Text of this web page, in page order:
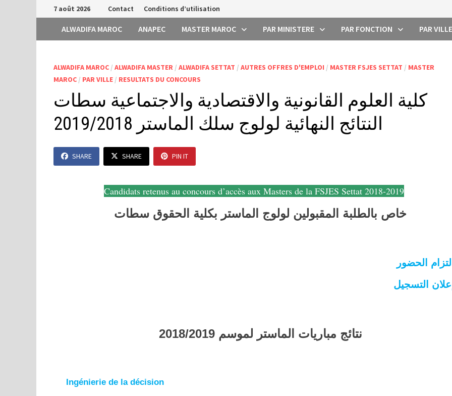
Passer
au
contenu
7 août 2026 Contact Conditions d’utilisation
ALWADIFA MAROC ANAPEC MASTER MAROC PAR MINISTERE PAR FONCTION PAR VILLE
ALWADIFA MAROC /ALWADIFA MASTER /ALWADIFA SETTAT /AUTRES OFFRES D'EMPLOI / MASTER FSJES SETTAT / MASTER
MAROC / PAR VILLE / RESULTATS DU CONCOURS
كلية العلوم القانونية والاقتصادية والاجتماعية سطات
النتائج النهائية لولوج سلك الماستر 2019/2018
SHARE SHARE PIN IT
Candidats retenus au concours d’accès aux Masters de la FSJES Settat 2018-2019
خاص بالطلبة المقبولين لولوج الماستر بكلية الحقوق سطات
التزام الحضور
إعلان التسجيل
نتائج مباريات الماستر لموسم 2018/2019
Ingénierie de la décision